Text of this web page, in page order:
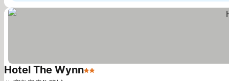
Hotel The Wynn2 星級